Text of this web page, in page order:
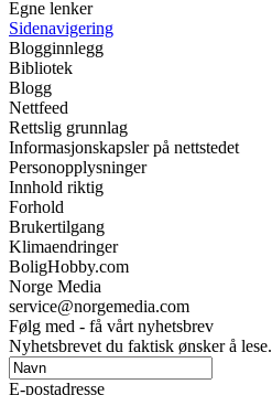
Egne lenker
Sidenavigering
Blogginnlegg
Bibliotek
Blogg
Nettfeed
Rettslig grunnlag
Informasjonskapsler på nettstedet
Personopplysninger
Innhold riktig
Forhold
Brukertilgang
Klimaendringer
BoligHobby.com
Norge Media
service@norgemedia.com
Følg med - få vårt nyhetsbrev
Nyhetsbrevet du faktisk ønsker å lese.
E-postadresse